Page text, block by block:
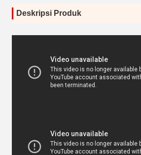
Deskripsi Produk